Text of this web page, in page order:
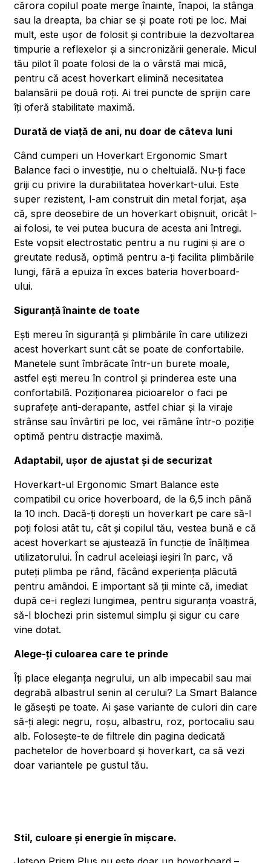
cărora copilul poate merge înainte, înapoi, la stânga
sau la dreapta, ba chiar se și poate roti pe loc. Mai
mult, este ușor de folosit și contribuie la dezvoltarea
timpurie a reflexelor și a sincronizării generale. Micul
tău pilot îl poate folosi de la o vârstă mai mică,
pentru că acest hoverkart elimină necesitatea
balansării pe două roți. Ai trei puncte de sprijin care
îți oferă stabilitate maximă.
Durată de viață de ani, nu doar de câteva luni
Când cumperi un Hoverkart Ergonomic Smart
Balance faci o investiție, nu o cheltuială. Nu-ți face
griji cu privire la durabilitatea hoverkart-ului. Este
super rezistent, l-am construit din metal forjat, așa
că, spre deosebire de un hoverkart obișnuit, oricât l-
ai folosi, te vei putea bucura de acesta ani întregi.
Este vopsit electrostatic pentru a nu rugini și are o
greutate redusă, optimă pentru a-ți facilita plimbările
lungi, fără a epuiza în exces bateria hoverboard-
ului.
Siguranță înainte de toate
Ești mereu în siguranță și plimbările în care utilizezi
acest hoverkart sunt cât se poate de confortabile.
Manetele sunt îmbrăcate într-un burete moale,
astfel ești mereu în control și prinderea este una
confortabilă. Poziționarea picioarelor o faci pe
suprafețe anti-derapante, astfel chiar și la viraje
strânse sau învârtiri pe loc, vei rămâne într-o poziție
optimă pentru distracție maximă.
Adaptabil, ușor de ajustat și de securizat
Hoverkart-ul Ergonomic Smart Balance este
compatibil cu orice hoverboard, de la 6,5 inch până
la 10 inch. Dacă-ți dorești un hoverkart pe care să-l
poți folosi atât tu, cât și copilul tău, vestea bună e că
acest hoverkart se ajustează în funcție de înălțimea
utilizatorului. În cadrul aceleiași ieșiri în parc, vă
puteți plimba pe rând, făcând experiența plăcută
pentru amândoi. E important să ții minte că, imediat
după ce-i reglezi lungimea, pentru siguranța voastră,
să-l blochezi prin sistemul simplu și sigur cu care
vine dotat.
Alege-ți culoarea care te prinde
Îți place eleganța negrului, un alb impecabil sau mai
degrabă albastrul senin al cerului? La Smart Balance
le găsești pe toate. Ai șase variante de culori din care
să-ți alegi: negru, roșu, albastru, roz, portocaliu sau
alb. Folosește-te de filtrele din pagina dedicată
pachetelor de hoverboard și hoverkart, ca să vezi
doar variantele pe gustul tău.
Stil, culoare și energie în mișcare.